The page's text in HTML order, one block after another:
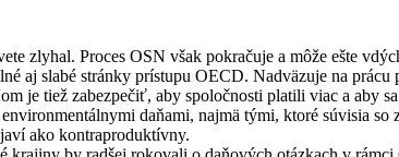
zlyhal. Proces OSN však pokračuje a môže ešte
aj slabé stránky prístupu OECD. Nadväzuje na
je tiež zabezpečiť, aby spoločnosti platili viac a
daňami, najmä tými, ktoré súvisia
ako kontraproduktívny.